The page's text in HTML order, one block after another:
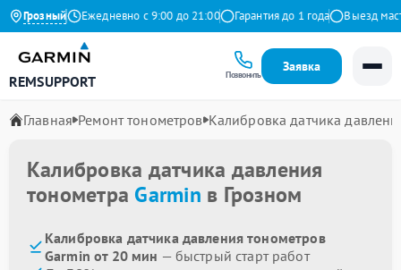
Грозный
Яндекс Ежедневно с 9:00 до 21:00 Гарантия до 1 года Выезд
REMSUPPORT Позвонить
Заявка
Главная Ремонт тонометров Калибровка датчика
Калибровка датчика давления
тонометра Garmin в Грозном
Калибровка датчика давления тонометров
Garmin от 20 мин — быстрый старт работ